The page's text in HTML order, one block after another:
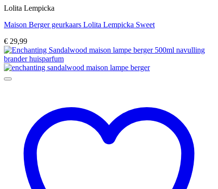
Lolita Lempicka
Maison Berger geurkaars Lolita Lempicka Sweet
€ 29,99